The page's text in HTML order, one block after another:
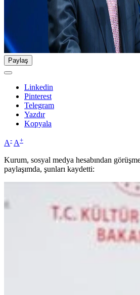
Paylaş
Linkedin
Pinterest
Telegram
Yazdır
Kopyala
A- A+
Kurum, sosyal medya hesabından
paylaşımda, şunları kaydetti: